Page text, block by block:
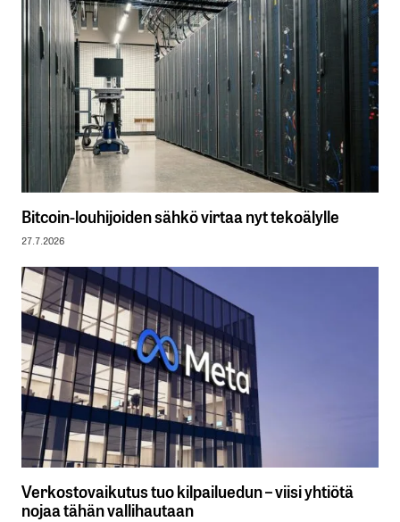
Bitcoin-louhijoiden sähkö virtaa nyt tekoälylle
27.7.2026
Verkostovaikutus tuo kilpailuedun – viisi yhtiötä
nojaa tähän vallihautaan